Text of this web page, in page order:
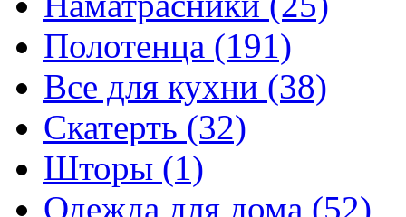
Полотенца (191)
Все для кухни (38)
Скатерть (32)
Шторы (1)
Одежда для дома (52)